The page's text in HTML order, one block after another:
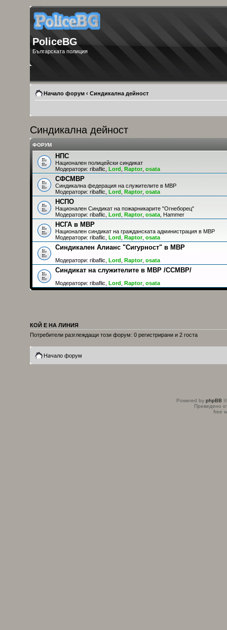
PoliceBG
Българската полиция
Начало форум ‹ Синдикална дейност
Синдикална дейност
ФОРУМ
НПС
Национален полицейски синдикат
Модератори: ribaflic Lord Raptor osata
СФСМВР
Синдикална федерация на служителите в МВР
Модератори: ribaflic Lord Raptor, osata
НСПО
Национален Синдикат на пожарникарите "Огнеборец"
Модератори: ribaflic Lord Raptor, osata Hammer
НСГА в МВР
Национален синдикат на гражданската администрация в МВР
Модератори: ribaflic Lord Raptor, osata
Синдикален Алианс "Сигурност" в МВР
Модератори: ribaflic Lord Raptor, osata
Синдикат на служителите в МВР /ССМВР/
Модератори: ribaflic Lord Raptor, osata
КОЙ Е НА ЛИНИЯ
Потребители разглеждащи този форум: 0 регистрирани и 2 госта
Начало форум
Powered by phpBB
Преведено
free